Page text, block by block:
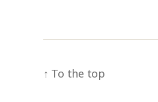
To the top
↑